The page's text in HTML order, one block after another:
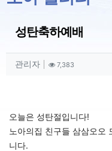
성탄축하예배
작성자 정보
관리자 작성7,383조회
본문
오늘은 성탄절입니다!
노아의집 친구들 삼삼오오
니다.